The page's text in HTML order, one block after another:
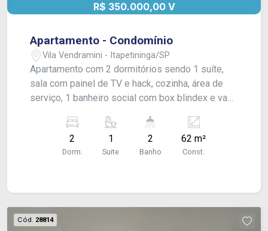
R$ 350.000,00 V
Apartamento - Condomínio
Vila Vendramini - Itapetininga/SP
Apartamento com 2 dormitórios sendo 1 suíte,
sala com painel de TV e hack, cozinha, área de
serviço, 1 banheiro social com box blindex e vaga
cozinha, dormitórios, banheiro e área de serviço.
Acabamento: laje e piso frio.
2
Dorm.
1
Suite
2
Banho
62 m²
Const.
Cód. 28814